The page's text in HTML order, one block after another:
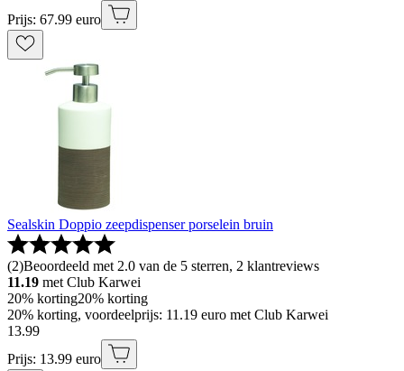
Prijs: 67.99 euro
Sealskin Doppio zeepdispenser porselein bruin
(2)Beoordeeld met 2.0 van de 5 sterren, 2 klantreviews
11.19 met Club Karwei
20% korting20% korting
20% korting, voordeelprijs: 11.19 euro met Club Karwei
13.99
Prijs: 13.99 euro